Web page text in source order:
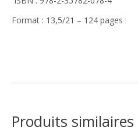
Format : 13,5/21 – 124 pages
Produits similaires